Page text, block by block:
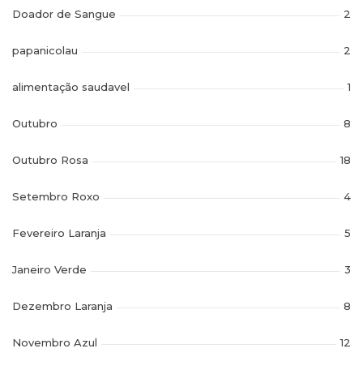
Doador de Sangue 2
papanicolau 2
alimentação saudavel 1
Outubro 8
Outubro Rosa 18
Setembro Roxo 4
Fevereiro Laranja 5
Janeiro Verde 3
Dezembro Laranja 8
Novembro Azul 12